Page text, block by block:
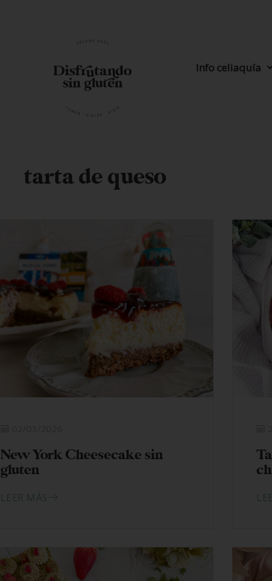
Info celiaquía
tarta de queso
New York Cheesecake sin
gluten
LEER MÁS